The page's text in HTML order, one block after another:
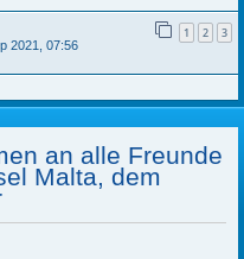
1 2 3
2021, 07:56
an alle Freunde
Malta, dem